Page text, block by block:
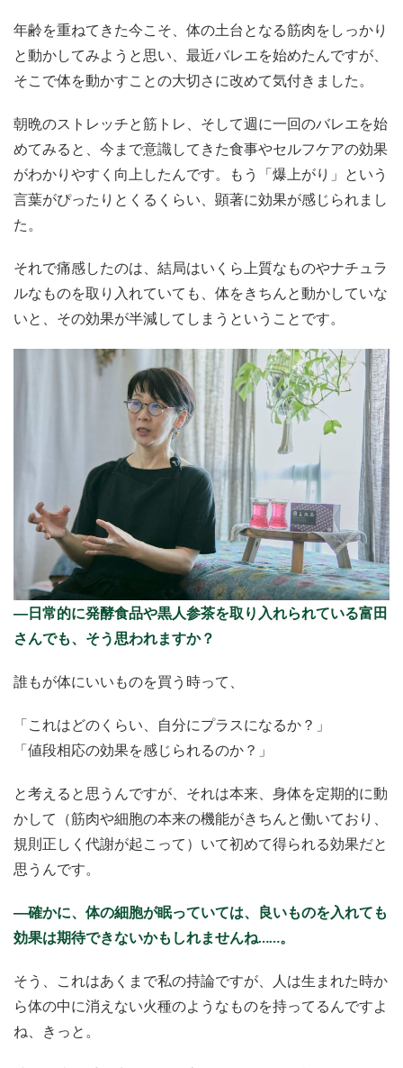
年齢を重ねてきた今こそ、体の土台となる筋肉をしっかり
と動かしてみようと思い、最近バレエを始めたんですが、
そこで体を動かすことの大切さに改めて気付きました。
朝晩のストレッチと筋トレ、そして週に一回のバレエを始
めてみると、今まで意識してきた食事やセルフケアの効果
がわかりやすく向上したんです。もう「爆上がり」という
言葉がぴったりとくるくらい、顕著に効果が感じられまし
た。
それで痛感したのは、結局はいくら上質なものやナチュラ
ルなものを取り入れていても、体をきちんと動かしていな
いと、その効果が半減してしまうということです。
―日常的に発酵食品や黒人参茶を取り入れられている富田
さんでも、そう思われますか？
誰もが体にいいものを買う時って、
「これはどのくらい、自分にプラスになるか？」
「値段相応の効果を感じられるのか？」
と考えると思うんですが、それは本来、身体を定期的に動
かして（筋肉や細胞の本来の機能がきちんと働いており、
規則正しく代謝が起こって）いて初めて得られる効果だと
思うんです。
―確かに、体の細胞が眠っていては、良いものを入れても
効果は期待できないかもしれませんね……。
そう、これはあくまで私の持論ですが、人は生まれた時か
ら体の中に消えない火種のようなものを持ってるんですよ
ね、きっと。